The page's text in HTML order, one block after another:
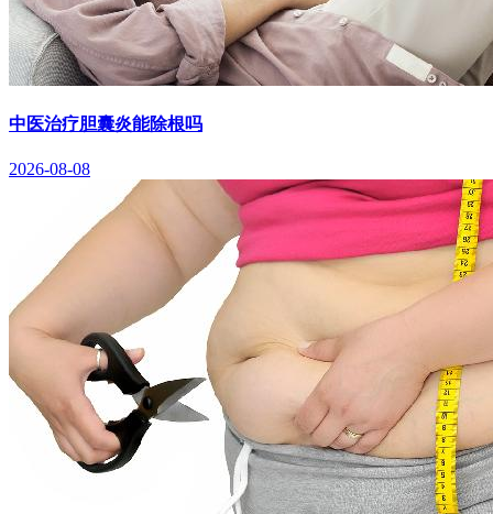
中医治疗胆囊炎能除根吗
2026-08-08